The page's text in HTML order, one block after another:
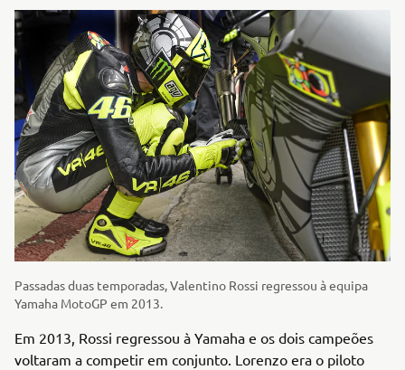
Passadas duas temporadas, Valentino Rossi regressou à equipa
Yamaha MotoGP em 2013.
Em 2013, Rossi regressou à Yamaha e os dois campeões
voltaram a competir em conjunto. Lorenzo era o piloto